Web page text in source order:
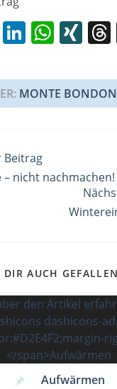
Pi Li
k
e
W
at
s
p
XI
G
: MONTE
Beitrag
nicht nachmachen!
AUCH GEFALLEN
Aufwärmen